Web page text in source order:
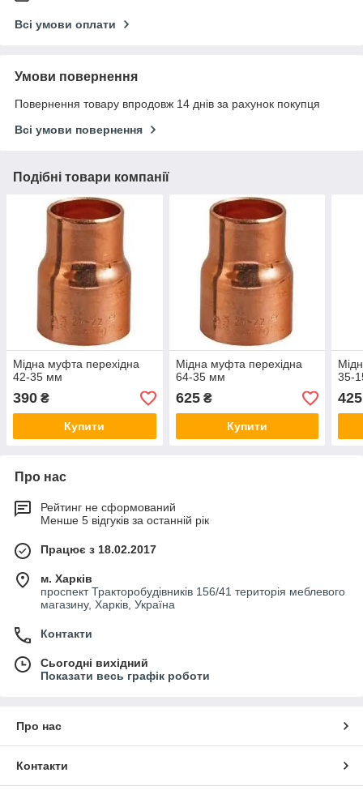
Всі умови оплати
Умови повернення
Повернення товару впродовж 14 днів за рахунок покупця
Всі умови повернення
Подібні товари компанії
Мідна муфта перехідна
42-35 мм
390 ₴
Купити
Мідна муфта перехідна
64-35 мм
625₴
Купити
35-
425
Про нас
Рейтинг не сформований
Менше 5 відгуків за останній рік
Працює з 18.02.2017
м. Харків
проспект Тракторобудівників 156/41 територія меблевого
магазину, Харків, Україна
Контакти
Сьогодні вихідний
Показати весь графік роботи
Про нас
Контакти